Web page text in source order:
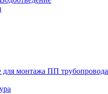
монтажа ПП трубопровода